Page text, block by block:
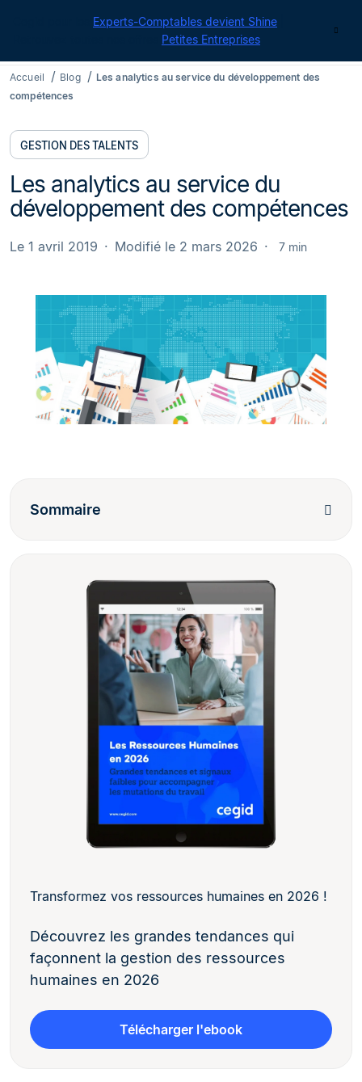
Experts-Comptables devient Shine
Petites Entreprises
Accueil Blog
Les analytics au service du développement des
compétences
GESTION DES TALENTS
Les analytics au service du
développement des compétences
Le 1 avril 2019 Modifié le 2 mars 2026 7 min
Sommaire
Transformez vos ressources humaines en 2026 !
Découvrez les grandes tendances qui
façonnent la gestion des ressources
humaines en 2026
Télécharger l'ebook